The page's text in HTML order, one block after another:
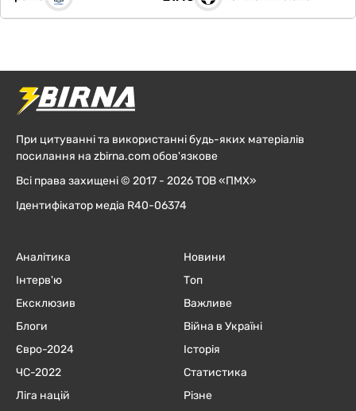
При цитуванні та використанні будь-яких матеріалів
посилання на zbirna.com обов'язкове
Всі права захищені © 2017 - 2026 ТОВ «ПМХ»
Ідентифікатор медіа R40-06374
Аналітика
Інтерв'ю
Ексклюзив
Блоги
Євро-2024
ЧC-2022
Ліга націй
Новини
Топ
Важливе
Війна в Україні
Історія
Статистика
Різне